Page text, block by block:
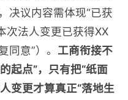
决议内容需体现“已获
次法人变更已获得XX
同意”）。 工商衔接不
起点”，只有把“纸面
变更才算真正“落地生